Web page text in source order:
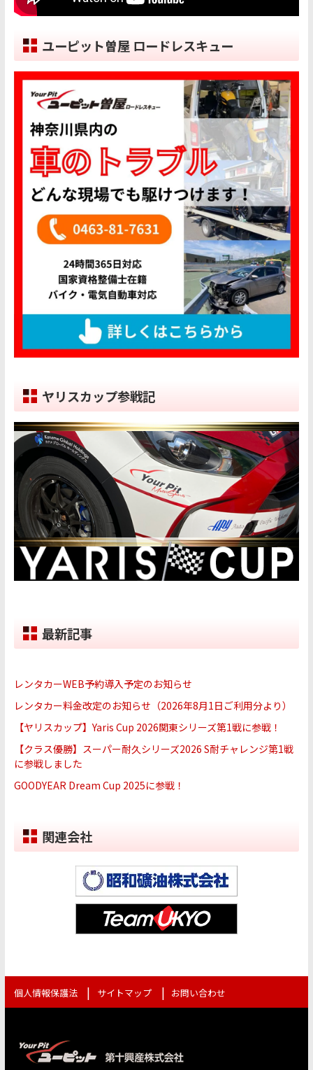
ユーピット曽屋 ロードレスキュー
ヤリスカップ参戦記
最新記事
レンタカーWEB予約導入予定のお知らせ
レンタカー料金改定のお知らせ（2026年8月1日ご利用分より）
【ヤリスカップ】Yaris Cup 2026関東シリーズ第1戦に参戦！
【クラス優勝】スーパー耐久シリーズ2026 S耐チャレンジ第1戦
に参戦しました
GOODYEAR Dream Cup 2025に参戦！
関連会社
個人情報保護法 サイトマップ お問い合わせ